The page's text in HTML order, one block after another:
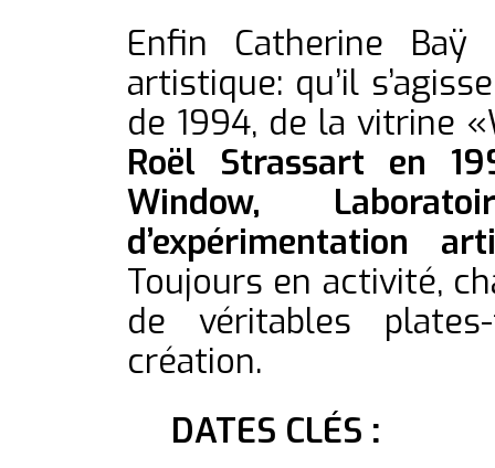
Enfin Catherine Baÿ
artistique: qu’il
de 1994, de la vitrine
Roël Strassart en
Window,
d’expérimentation
Toujours en activité,
de véritables
création.
DATES CLÉS :